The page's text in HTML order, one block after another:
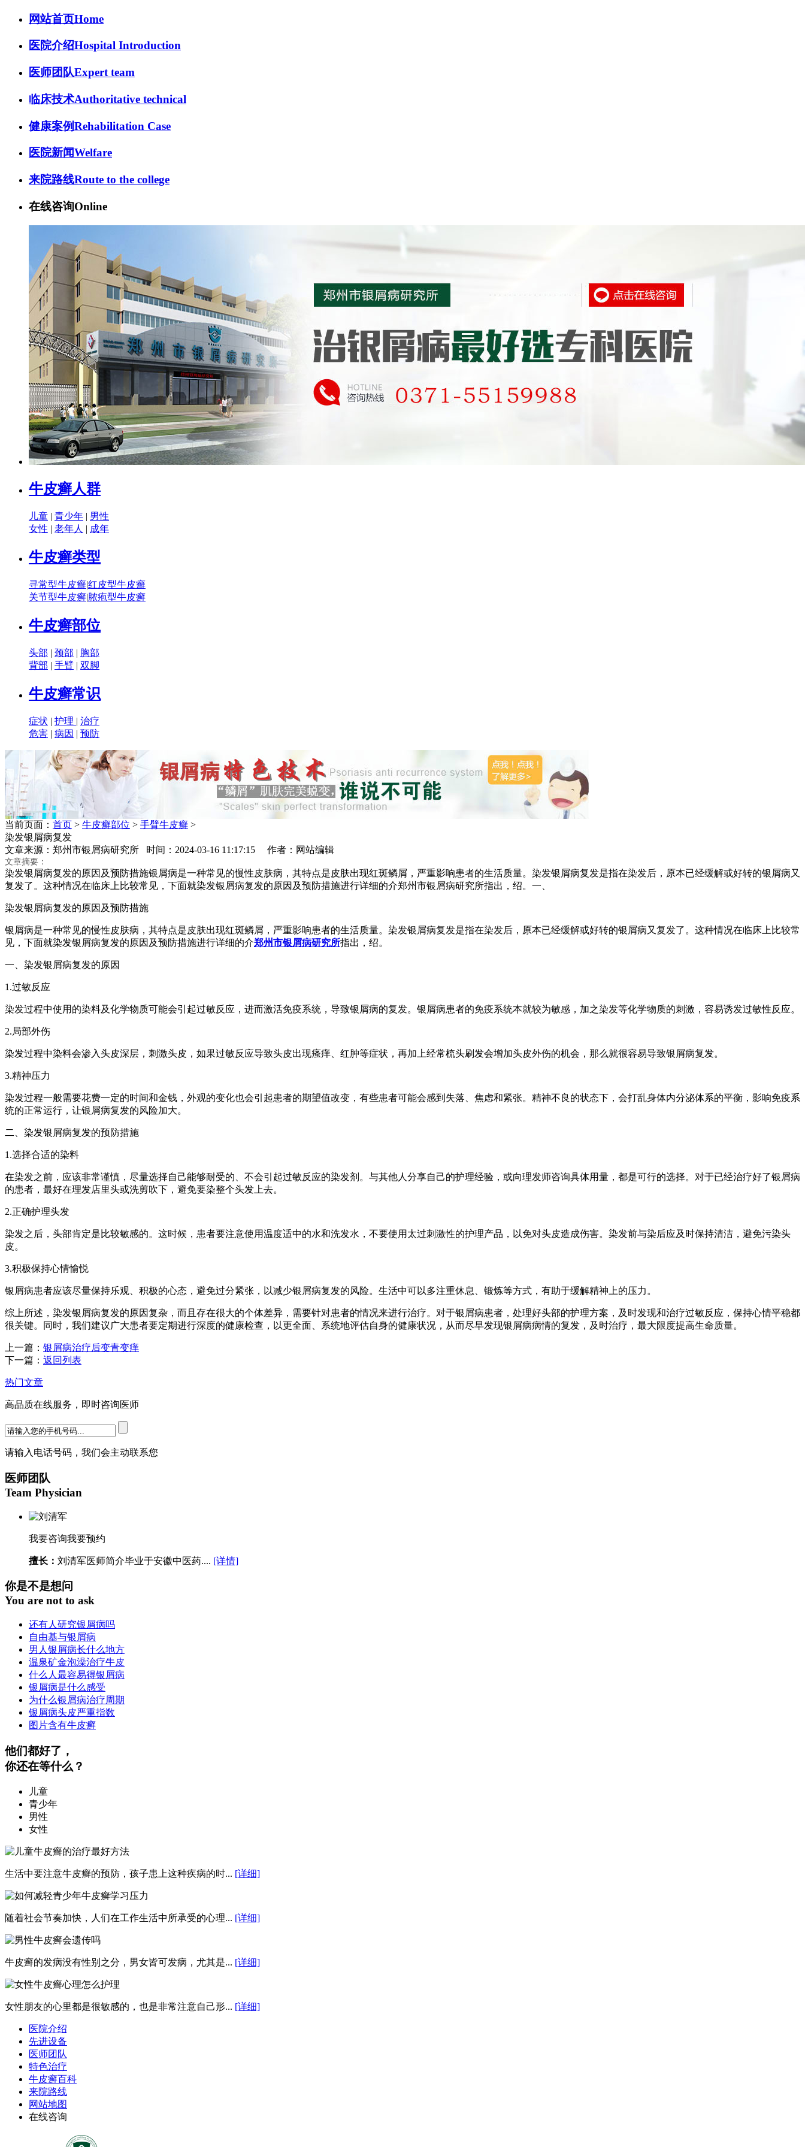
网站首页Home
医院介绍Hospital Introduction
医师团队Expert team
临床技术Authoritative technical
健康案例Rehabilitation Case
医院新闻Welfare
来院路线Route to the college
在线咨询Online
牛皮癣人群
儿童 | 青少年 | 男性
女性 | 老年人 | 成年
牛皮癣类型
寻常型牛皮癣|红皮型牛皮癣
关节型牛皮癣|脓疱型牛皮癣
牛皮癣部位
头部 | 颈部 | 胸部
背部 | 手臂 | 双脚
牛皮癣常识
症状 | 护理 | 治疗
危害 | 病因 | 预防
当前页面： 首页 > 牛皮癣部位 > 手臂牛皮癣 >
染发银屑病复发
文章来源：郑州市银屑病研究所 时间：2024-03-16 11:17:15 作者：网站编辑
文章摘要：
染发银屑病复发的原因及预防措施银屑病是一种常见的慢性皮肤病，其特点是皮肤出现红斑鳞屑，严重影响患者的生活质量。染发银屑病复发是指在染发后，原本已经缓解或好转的银屑病又
复发了。这种情况在临床上比较常见，下面就染发银屑病复发的原因及预防措施进行详细的介郑州市银屑病研究所指出，绍。一、
染发银屑病复发的原因及预防措施
银屑病是一种常见的慢性皮肤病，其特点是皮肤出现红斑鳞屑，严重影响患者的生活质量。染发银屑病复发是指在染发后，原本已经缓解或好转的银屑病又复发了。这种情况在临床上比较常
见，下面就染发银屑病复发的原因及预防措施进行详细的介郑州市银屑病研究所指出，绍。
一、染发银屑病复发的原因
1.过敏反应
染发过程中使用的染料及化学物质可能会引起过敏反应，进而激活免疫系统，导致银屑病的复发。银屑病患者的免疫系统本就较为敏感，加之染发等化学物质的刺激，容易诱发过敏性反应。
2.局部外伤
染发过程中染料会渗入头皮深层，刺激头皮，如果过敏反应导致头皮出现瘙痒、红肿等症状，再加上经常梳头刷发会增加头皮外伤的机会，那么就很容易导致银屑病复发。
3.精神压力
染发过程一般需要花费一定的时间和金钱，外观的变化也会引起患者的期望值改变，有些患者可能会感到失落、焦虑和紧张。精神不良的状态下，会打乱身体内分泌体系的平衡，影响免疫系
统的正常运行，让银屑病复发的风险加大。
二、染发银屑病复发的预防措施
1.选择合适的染料
在染发之前，应该非常谨慎，尽量选择自己能够耐受的、不会引起过敏反应的染发剂。与其他人分享自己的护理经验，或向理发师咨询具体用量，都是可行的选择。对于已经治疗好了银屑病
的患者，最好在理发店里头或洗剪吹下，避免要染整个头发上去。
2.正确护理头发
染发之后，头部肯定是比较敏感的。这时候，患者要注意使用温度适中的水和洗发水，不要使用太过刺激性的护理产品，以免对头皮造成伤害。染发前与染后应及时保持清洁，避免污染头
皮。
3.积极保持心情愉悦
银屑病患者应该尽量保持乐观、积极的心态，避免过分紧张，以减少银屑病复发的风险。生活中可以多注重休息、锻炼等方式，有助于缓解精神上的压力。
综上所述，染发银屑病复发的原因复杂，而且存在很大的个体差异，需要针对患者的情况来进行治疗。对于银屑病患者，处理好头部的护理方案，及时发现和治疗过敏反应，保持心情平稳都
很关键。同时，我们建议广大患者要定期进行深度的健康检查，以更全面、系统地评估自身的健康状况，从而尽早发现银屑病病情的复发，及时治疗，最大限度提高生命质量。
上一篇： 银屑病治疗后变青变痒
下一篇： 返回列表
热门文章
高品质在线服务，即时咨询医师
请输入电话号码，我们会主动联系您
医师团队
Team Physician
我要咨询我要预约
擅长： 刘清军医师简介毕业于安徽中医药.... [详情]
你是不是想问
You are not to ask
还有人研究银屑病吗
自由基与银屑病
男人银屑病长什么地方
温泉矿金泡澡治疗牛皮
什么人最容易得银屑病
银屑病是什么感受
为什么银屑病治疗周期
银屑病头皮严重指数
图片含有牛皮癣
他们都好了，
你还在等什么？
儿童
青少年
男性
女性
生活中要注意牛皮癣的预防，孩子患上这种疾病的时... [详细]
随着社会节奏加快，人们在工作生活中所承受的心理... [详细]
牛皮癣的发病没有性别之分，男女皆可发病，尤其是... [详细]
女性朋友的心里都是很敏感的，也是非常注意自己形... [详细]
医院介绍
先进设备
医师团队
特色治疗
牛皮癣百科
来院路线
网站地图
在线咨询